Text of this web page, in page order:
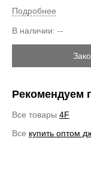
Подробнее
В наличии: --
Рекомендуем
Все товары 4F
Все купить оптом